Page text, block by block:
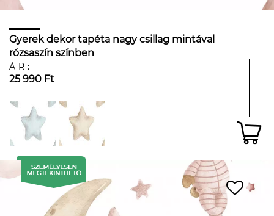
Gyerek dekor tapéta nagy csillag mintával
rózsaszín színben
ÁR:
25 990 Ft